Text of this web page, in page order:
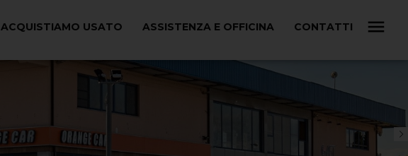
ACQUISTIAMO USATO ASSISTENZA E OFFICINA CONTATTI